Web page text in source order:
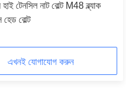
টেনসিল নাট বোল্ট M48 ব্ল্যাক
হেড বোল্ট
এখনই যোগাযোগ করুন